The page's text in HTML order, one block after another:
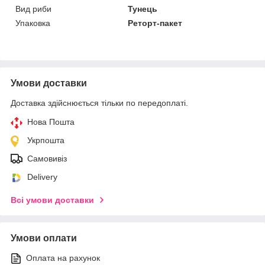
Вид риби
Тунець
Упаковка
Реторт-пакет
Умови доставки
Доставка здійснюється тільки по передоплаті.
Нова Пошта
Укрпошта
Самовивіз
Delivery
Всі умови доставки
Умови оплати
Оплата на рахунок